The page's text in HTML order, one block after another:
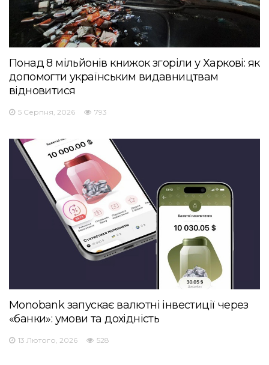
Понад 8 мільйонів книжок згоріли у Харкові: як
допомогти українським видавництвам
відновитися
5 Серпня, 2026 793
Monobank запускає валютні інвестиції через
«банки»: умови та дохідність
13 Лютого, 2026 528